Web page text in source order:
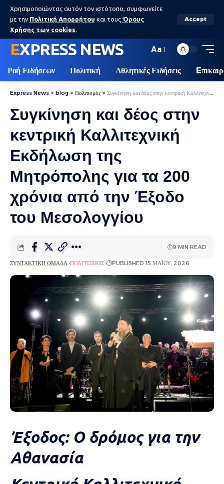
Χρησιμοποιώντας αυτόν τον ιστότοπο, συμφωνείτε
με την Πολιτική Απορρήτου και τους Όρους
Χρήσης των cookies.
Accept
EXPRESS NEWS Aa
Ροή Ειδήσεων Πολιτική Αθλητικές Ειδήσεις
Express News > blog > Πολιτισμός > Συγκίνηση και δέος στην κεντρική Καλλιτεχνική Εκδήλωση της Μητρόπολης για τα 200 χρόνια από την Έξοδο του Μεσολογγίου
Συγκίνηση και δέος στην
κεντρική Καλλιτεχνική
Εκδήλωση της
Μητρόπολης για τα 200
χρόνια από την Έξοδο
του Μεσολογγίου
ΣΥΝΤΑΚΤΙΚΉ ΟΜΆΔΑ ΠΟΛΙΤΙΣΜΌΣ PUBLISHED 15 ΜΑΪ́ΟΥ, 2026
9 MIN READ
Έξοδος: Ο δρόμος για την
Αθανασία